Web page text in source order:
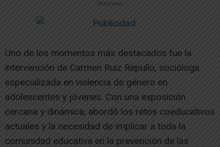
-- Publicidad --
Uno de los momentos más destacados fue la
intervención de Carmen Ruiz Repullo, socióloga
especializada en violencia de género en
adolescentes y jóvenes. Con una exposición
cercana y dinámica, abordó los retos coeducativos
actuales y la necesidad de implicar a toda la
comunidad educativa en la prevención de las